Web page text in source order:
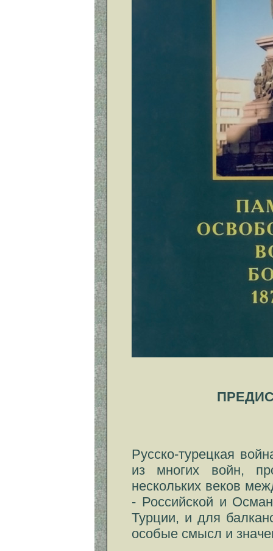
Русско-турецкая
из многих войн,
нескольких веков
- Российской и
Турции, и для
особые смысл и